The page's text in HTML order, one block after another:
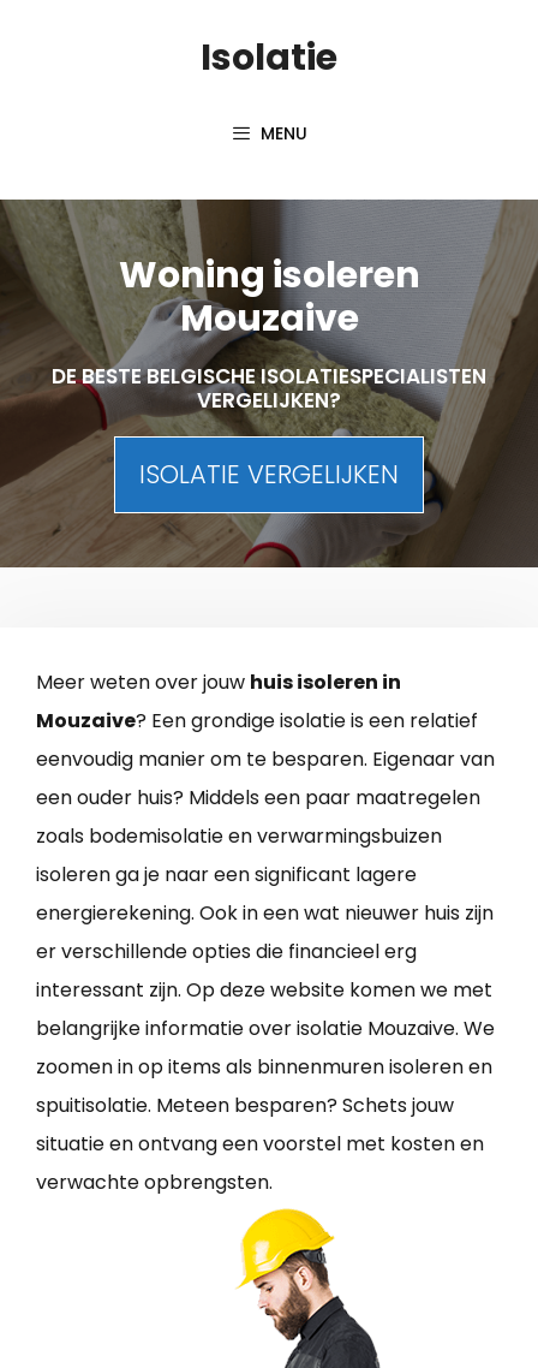
Isolatie
MENU
Woning isoleren
Mouzaive
DE BESTE BELGISCHE ISOLATIESPECIALISTEN
VERGELIJKEN?
ISOLATIE VERGELIJKEN
Meer weten over jouw huis isoleren in
Mouzaive? Een grondige isolatie is een relatief
eenvoudig manier om te besparen. Eigenaar van
een ouder huis? Middels een paar maatregelen
zoals bodemisolatie en verwarmingsbuizen
isoleren ga je naar een significant lagere
energierekening. Ook in een wat nieuwer huis zijn
er verschillende opties die financieel erg
interessant zijn. Op deze website komen we met
belangrijke informatie over isolatie Mouzaive. We
zoomen in op items als binnenmuren isoleren en
spuitisolatie. Meteen besparen? Schets jouw
situatie en ontvang een voorstel met kosten en
verwachte opbrengsten.